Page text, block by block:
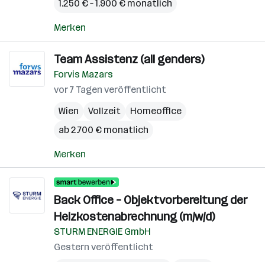
1.250 € – 1.900 € monatlich
Merken
Team Assistenz (all genders)
Forvis Mazars
vor 7 Tagen veröffentlicht
Wien
Vollzeit
Homeoffice
ab 2.700 € monatlich
Merken
Back Office – Objektvorbereitung der
Heizkostenabrechnung (m/w/d)
STURM ENERGIE GmbH
Gestern veröffentlicht